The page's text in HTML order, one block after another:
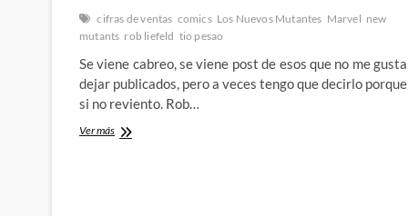
cifras de ventas comics Los Nuevos Mutantes Marvel new
mutants rob liefeld tio pesao
Se viene cabreo, se viene post de esos que no me gusta
dejar publicados, pero a veces tengo que decirlo porque
si no reviento. Rob…
Ver másEl